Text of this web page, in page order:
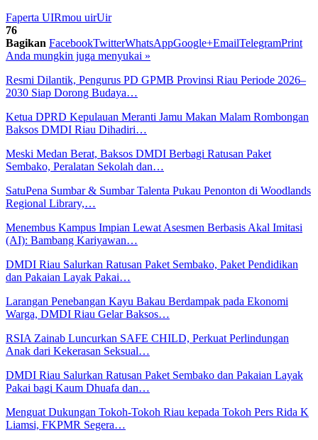
Faperta UIRmou uirUir
76
Bagikan FacebookTwitterWhatsAppGoogle+EmailTelegramPrint
Anda mungkin juga menyukai »
Resmi Dilantik, Pengurus PD GPMB Provinsi Riau Periode 2026–
2030 Siap Dorong Budaya…
Ketua DPRD Kepulauan Meranti Jamu Makan Malam Rombongan
Baksos DMDI Riau Dihadiri…
Meski Medan Berat, Baksos DMDI Berbagi Ratusan Paket
Sembako, Peralatan Sekolah dan…
SatuPena Sumbar & Sumbar Talenta Pukau Penonton di Woodlands
Regional Library,…
Menembus Kampus Impian Lewat Asesmen Berbasis Akal Imitasi
(AI): Bambang Kariyawan…
DMDI Riau Salurkan Ratusan Paket Sembako, Paket Pendidikan
dan Pakaian Layak Pakai…
Larangan Penebangan Kayu Bakau Berdampak pada Ekonomi
Warga, DMDI Riau Gelar Baksos…
RSIA Zainab Luncurkan SAFE CHILD, Perkuat Perlindungan
Anak dari Kekerasan Seksual…
DMDI Riau Salurkan Ratusan Paket Sembako dan Pakaian Layak
Pakai bagi Kaum Dhuafa dan…
Menguat Dukungan Tokoh-Tokoh Riau kepada Tokoh Pers Rida K
Liamsi, FKPMR Segera…